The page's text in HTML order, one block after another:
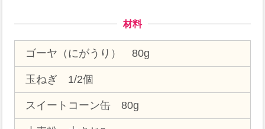
材料
ゴーヤ（にがうり） 80g
玉ねぎ 1/2個
スイートコーン缶 80g